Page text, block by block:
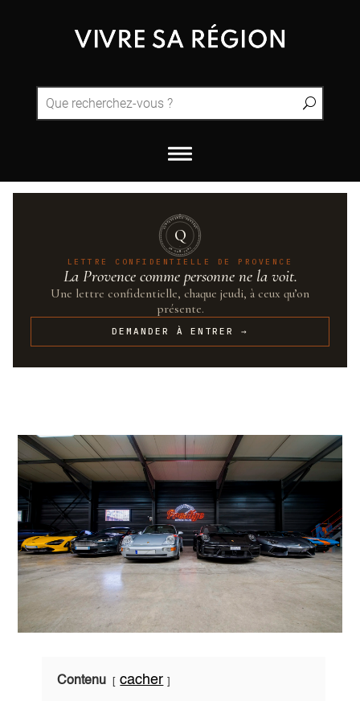
QUINTESSENCE·PROVENCE
UN·SUR·CENT
Q
LETTRE CONFIDENTIELLE DE PROVENCE
La Provence comme personne ne la voit.
Une lettre confidentielle, chaque jeudi, à ceux qu’on
présente.
DEMANDER À ENTRER →
Contenu
cacher